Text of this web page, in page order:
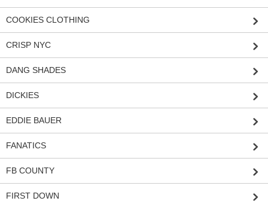
COOKIES CLOTHING
CRISP NYC
DANG SHADES
DICKIES
EDDIE BAUER
FANATICS
FB COUNTY
FIRST DOWN